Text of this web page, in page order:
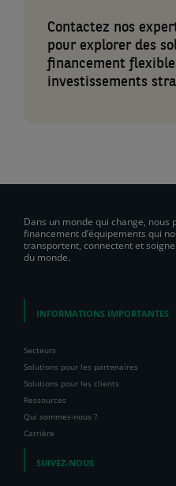
Contactez nos
pour explorer des
financement
investissements
Dans un monde qui change, nous
financement d’équipements qui
transportent, connectent et
du monde.
INFORMATIONS IMPORTANTES
Secteurs
Solutions pour les partenaires
Solutions pour les clients
Ressources
Qui sommes-nous ?
Carrière
SUIVEZ-NOUS